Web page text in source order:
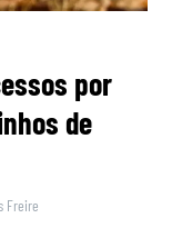
por
de
Freire